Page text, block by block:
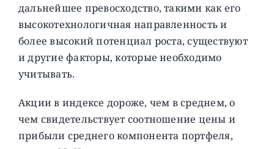
дальнейшее превосходство, такими как его
высокотехнологичная направленность и
более высокий потенциал роста, существуют
и другие факторы, которые необходимо
учитывать.
Акции в индексе дороже, чем в среднем, о
чем свидетельствует соотношение цены и
прибыли среднего компонента портфеля,